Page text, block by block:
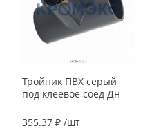
Тройник ПВХ серый
под клеевое соед Дн
напорный Aquaviva
355.37 ₽ /шт